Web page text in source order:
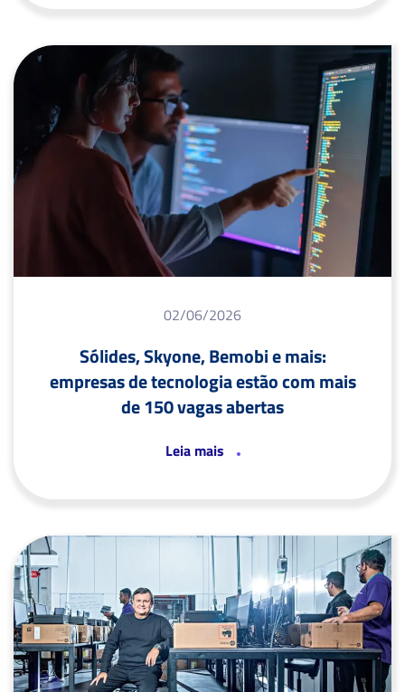
02/06/2026
Sólides, Skyone, Bemobi e mais:
empresas de tecnologia estão com mais
de 150 vagas abertas
Leia mais